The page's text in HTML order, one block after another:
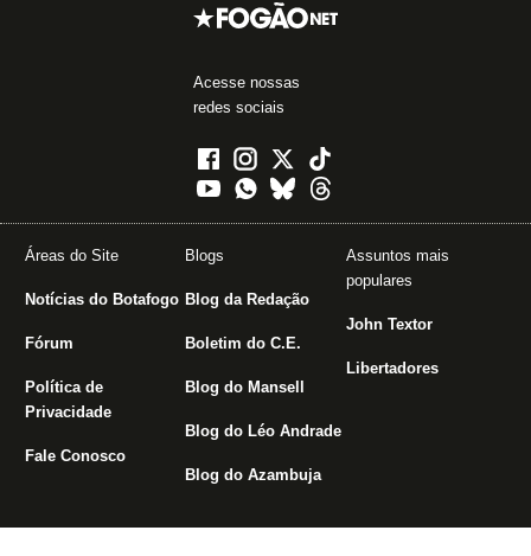
Acesse nossas
redes sociais
Áreas do Site
Notícias do Botafogo
Fórum
Política de
Privacidade
Fale Conosco
Blogs
Blog da Redação
Boletim do C.E.
Blog do Mansell
Blog do Léo Andrade
Blog do Azambuja
Assuntos mais
populares
John Textor
Libertadores